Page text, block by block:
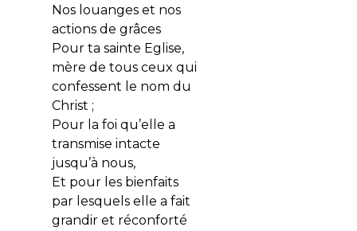
Nos louanges et nos
actions de grâces
Pour ta sainte Eglise,
mère de tous ceux qui
confessent le nom du
Christ ;
Pour la foi qu’elle a
transmise intacte
jusqu’à nous,
Et pour les bienfaits
par lesquels elle a fait
grandir et réconforté